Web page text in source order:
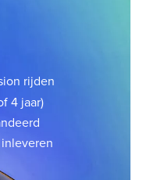
rijden
4 jaar)